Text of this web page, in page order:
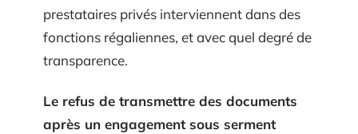
prestataires privés interviennent dans des
fonctions régaliennes, et avec quel degré de
transparence.
Le refus de transmettre des documents
après un engagement sous serment